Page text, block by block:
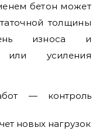
бетон может
толщины
износа и
или усиления
— контроль
новых нагрузок